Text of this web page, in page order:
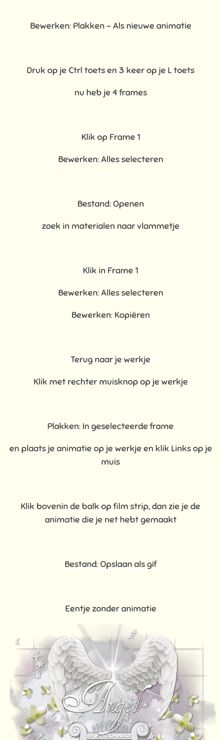
Bewerken: Plakken – Als nieuwe animatie
Druk op je Ctrl toets en 3 keer op je L toets
nu heb je 4 frames
Klik op Frame 1
Bewerken: Alles selecteren
Bestand: Openen
zoek in materialen naar vlammetje
Klik in Frame 1
Bewerken: Alles selecteren
Bewerken: Kopiëren
Terug naar je werkje
Klik met rechter muisknop op je werkje
Plakken: In geselecteerde frame
en plaats je animatie op je werkje en klik Links op je
muis
Klik bovenin de balk op film strip, dan zie je de
animatie die je net hebt gemaakt
Bestand: Opslaan als gif
Eentje zonder animatie